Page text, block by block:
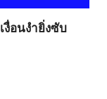
งื่อนงำยิ่งซับ